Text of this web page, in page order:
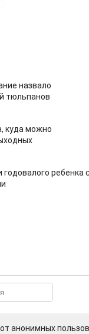
назвало
тюльпанов
куда можно
годовалого ребенка с
анонимных